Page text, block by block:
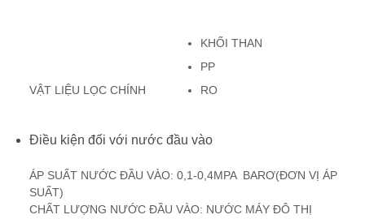
VẬT LIỆU LỌC CHÍNH
KHỐI THAN
PP
RO
Điều kiện đối với nước đầu vào
ÁP SUẤT NƯỚC ĐẦU VÀO: 0,1-0,4MPA BARƠ(ĐƠN VỊ ÁP
SUẤT)
CHẤT LƯỢNG NƯỚC ĐẦU VÀO: NƯỚC MÁY ĐÔ THỊ